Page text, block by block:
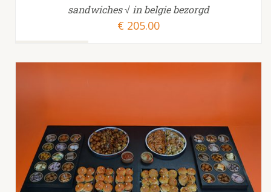
sandwiches √ in belgie bezorgd
€ 205.00
TOEVOEGEN AAN WINKELWAGEN /